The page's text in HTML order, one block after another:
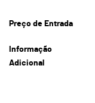
Preço de Entrada
Informação
Adicional